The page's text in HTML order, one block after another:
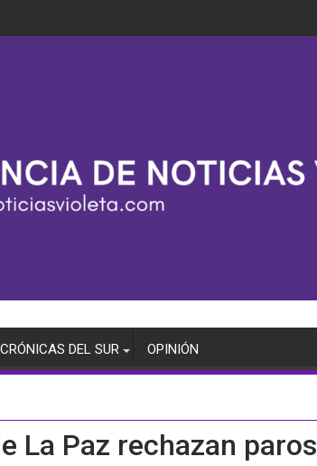
CRÓNICAS DEL SUR OPINIÓN
La Paz rechazan paros